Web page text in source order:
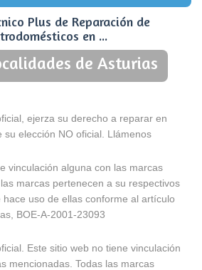
Plus de Reparación de
en ...
de Asturias
ejerza su derecho a reparar en
su elección NO oficial. Llámenos
vinculación alguna con las marcas
marcas pertenecen a su respectivos
hace uso de ellas conforme al artículo
BOE-A-2001-23093
Este sitio web no tiene vinculación
mencionadas. Todas las marcas